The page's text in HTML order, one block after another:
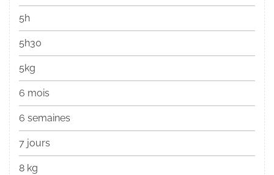
5h
5h30
5kg
6 mois
6 semaines
7 jours
8 kg